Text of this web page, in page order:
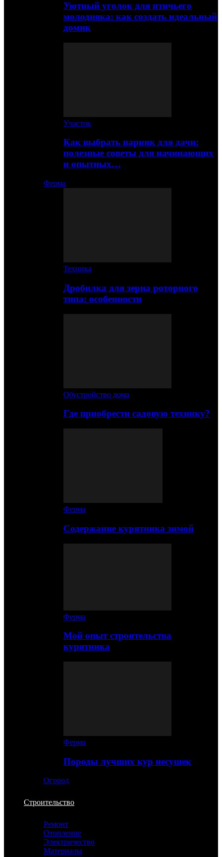
Уютный уголок для птичьего
молодняка: как создать идеальный
домик
Участок
Как выбрать парник для дачи:
полезные советы для начинающих
и опытных…
Ферма
Техника
Дробилка для зерна роторного
типа: особенности
Обустройство дома
Где приобрести садовую технику?
Ферма
Содержание курятника зимой
Ферма
Мой опыт строительства
курятника
Ферма
Породы лучших кур несушек
Огород
Строительство
Ремонт
Отопление
Электричество
Материалы